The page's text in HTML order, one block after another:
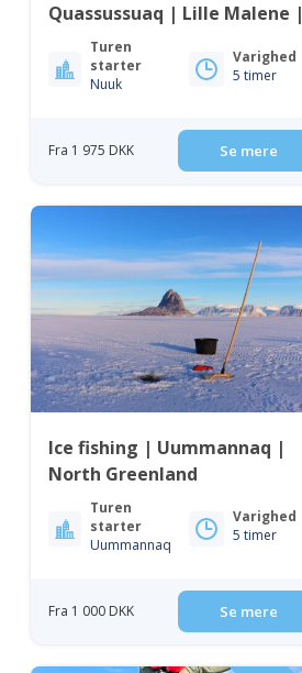
Quassussuaq | Lille Malene |
NuukTuren
starter
Nuuk
Varighed
5 timer
Fra 1 975 DKK Se mere
Ice fishing | Uummannaq |
North Greenland
Turen
starter
Uummannaq
Varighed
5 timer
Fra 1 000 DKK Se mere